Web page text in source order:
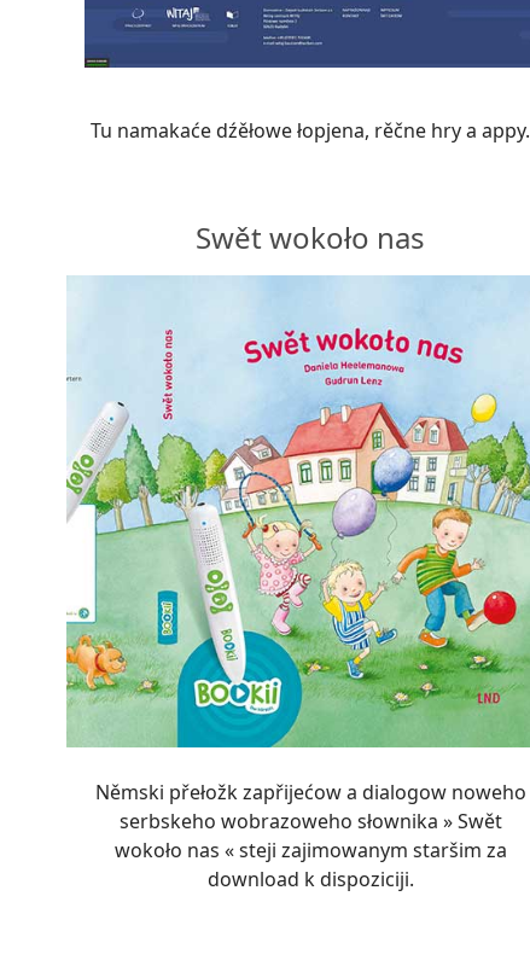
Tu namakaće dźěłowe łopjena, rěčne hry a appy.
Swět wokoło nas
Němski přełožk zapřijećow a dialogow noweho
serbskeho wobrazoweho słownika » Swět
wokoło nas « steji zajimowanym staršim za
download k dispoziciji.